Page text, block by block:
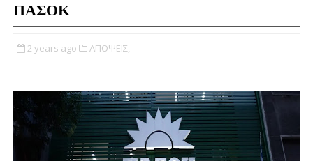
ΠΑΣΟΚ
2 years ago ΑΠΟΨΕΙΣ,